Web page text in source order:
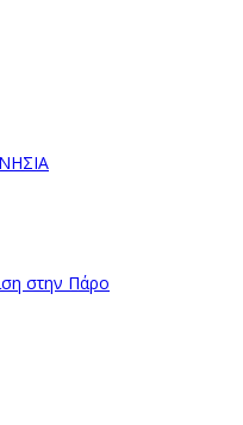
στην Πάρο